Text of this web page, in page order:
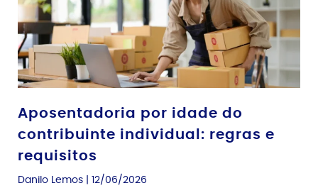
Aposentadoria por idade do
contribuinte individual: regras e
requisitos
Danilo Lemos 12/06/2026